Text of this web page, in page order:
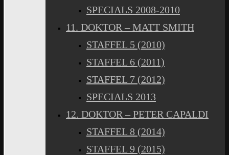
SPECIALS 2008-2010
11. DOKTOR – MATT SMITH
STAFFEL 5 (2010)
STAFFEL 6 (2011)
STAFFEL 7 (2012)
SPECIALS 2013
12. DOKTOR – PETER CAPALDI
STAFFEL 8 (2014)
STAFFEL 9 (2015)